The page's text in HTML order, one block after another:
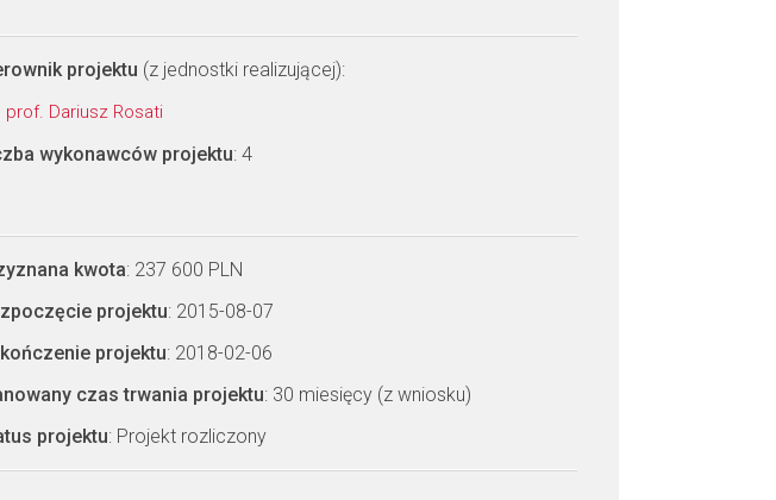
projektu (z jednostki realizującej):
prof. Dariusz Rosati
wykonawców projektu: 4
kwota: 237 600 PLN
projektu: 2015-08-07
projektu: 2018-02-06
czas trwania projektu: 30 miesięcy (z wniosku)
projektu: Projekt rozliczony